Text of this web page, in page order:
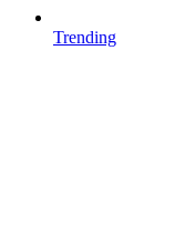
Trending